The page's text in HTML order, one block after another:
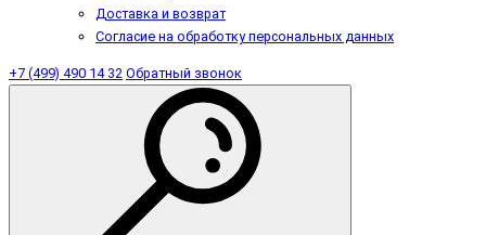
Доставка и возврат
Согласие на обработку персональных данных
+7 (499) 490 14 32 Обратный звонок